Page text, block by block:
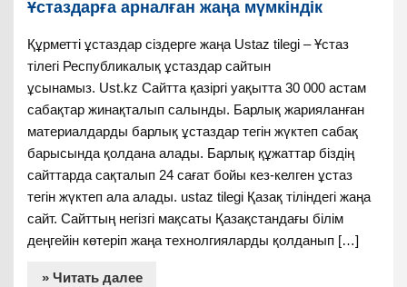
Ұстаздарға арналған жаңа мүмкіндік
Құрметті ұстаздар сіздерге жаңа Ustaz tilegi – Ұстаз
тілегі Республикалық ұстаздар сайтын
ұсынамыз. Ust.kz Сайтта қазіргі уақытта 30 000 астам
сабақтар жинақталып салынды. Барлық жарияланған
материалдарды барлық ұстаздар тегін жүктеп сабақ
барысында қолдана алады. Барлық құжаттар біздің
сайттарда сақталып 24 сағат бойы кез-келген ұстаз
тегін жүктеп ала алады. ustaz tilegi Қазақ тіліндегі жаңа
сайт. Сайттың негізгі мақсаты Қазақстандағы білім
деңгейін көтеріп жаңа технолгияларды қолданып […]
» Читать далее